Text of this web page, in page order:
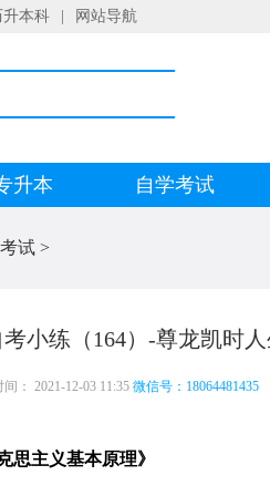
本科 网站导航
升本 自学考试
试 >
小练（164）-尊龙凯时
： 2021-12-03 11:35 微信号：18064481435
思主义基本原理》